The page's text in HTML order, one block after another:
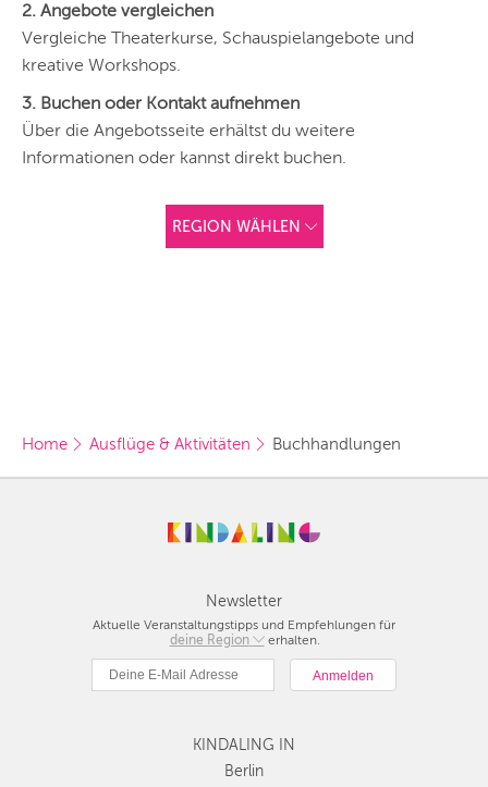
2. Angebote vergleichen
Vergleiche Theaterkurse, Schauspielangebote und
kreative Workshops.
3. Buchen oder Kontakt aufnehmen
Über die Angebotsseite erhältst du weitere
Informationen oder kannst direkt buchen.
REGION WÄHLEN
BERLIN
HAMBURG
KÖLN
DÜSSELDORF
Home Ausflüge & Aktivitäten Buchhandlungen
Newsletter
Aktuelle Veranstaltungstipps und Empfehlungen für
deine Region
Berlin
Hamburg
Köln
Düsseldorf
erhalten.
KINDALING IN
Berlin